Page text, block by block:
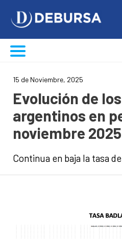
15 de Noviembre, 2025
Evolución de
argentinos en
noviembre 2025
Continua en baja la tasa